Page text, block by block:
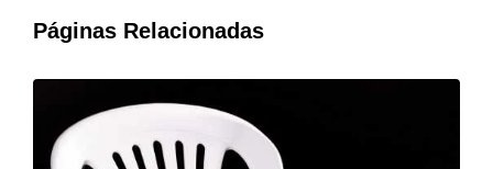
Páginas Relacionadas